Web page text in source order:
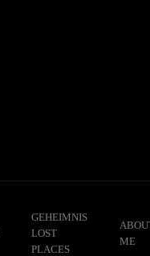
GEHEIMNIS
LOST
PLACES
ME